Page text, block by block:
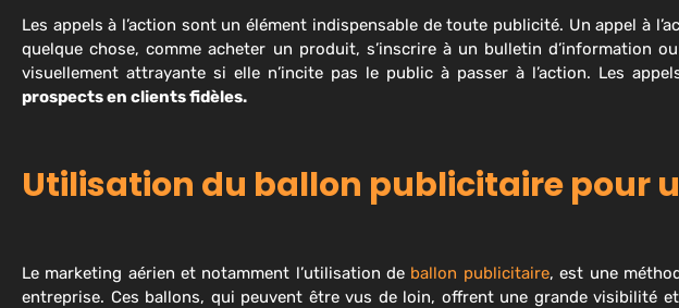
Les appels à l’action sont un élément indispensable de toute publicité. Un appel à
quelque chose, comme acheter un produit, s’inscrire à un bulletin d’information
visuellement attrayante si elle n’incite pas le public à passer à l’action. Les
prospects en clients fidèles.
Utilisation du ballon publicitaire pour
Le marketing aérien et notamment l’utilisation de ballon publicitaire, est une
entreprise. Ces ballons, qui peuvent être vus de loin, offrent une grande visibilité